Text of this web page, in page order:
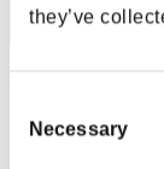
they’ve
Selection
Necessary
Cintian Uzuki
スコア:Lv:1/